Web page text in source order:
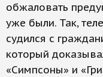
обжаловать
уже были. Так,
судился с
который
«Симпсоны» и